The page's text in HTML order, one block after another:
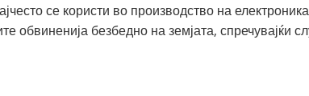
се користи во производство на
обвиненија безбедно на земјата,